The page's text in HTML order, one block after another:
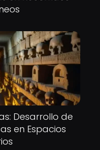
Desarrollo de
en Espacios